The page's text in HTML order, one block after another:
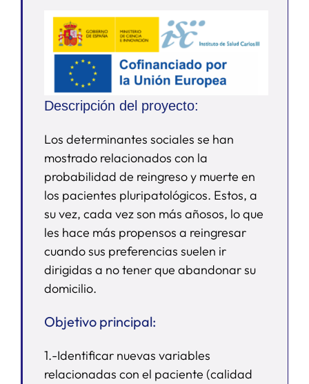
Descripción del proyecto:
Los determinantes sociales se han
mostrado relacionados con la
probabilidad de reingreso y muerte en
los pacientes pluripatológicos. Estos, a
su vez, cada vez son más añosos, lo que
les hace más propensos a reingresar
cuando sus preferencias suelen ir
dirigidas a no tener que abandonar su
domicilio.
Objetivo principal:
1.-Identificar nuevas variables
relacionadas con el paciente (calidad